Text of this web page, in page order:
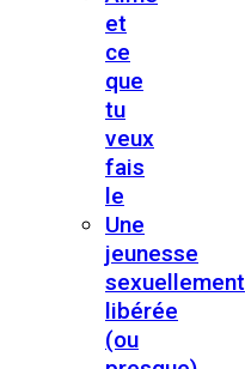
et
ce
que
tu
veux
fais
le
Une
jeunesse
sexuellement
libérée
(ou